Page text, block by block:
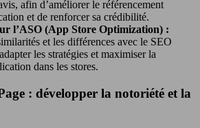
afin d’améliorer le référencement
et de renforcer sa crédibilité.
l’ASO (App Store Optimization) :
et les différences avec le SEO
les stratégies et maximiser la
dans les stores.
: développer la notoriété et la